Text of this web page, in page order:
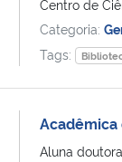
Centro de
Categoria:
Tags:
Acadêmica
Aluna